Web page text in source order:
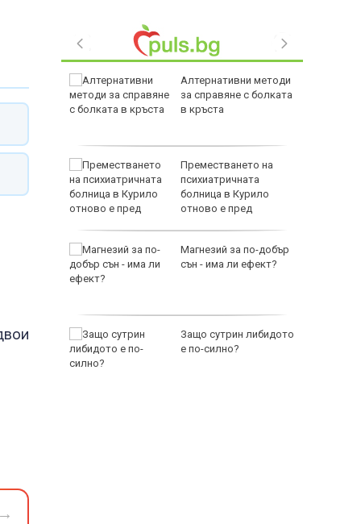
на
Алтернативни методи
за справяне с болката
в кръста
Преместването на
психиатричната
болница в Курило
отново е пред
Магнезий за по-добър
сън - има ли ефект?
Защо сутрин либидото
е по-силно?